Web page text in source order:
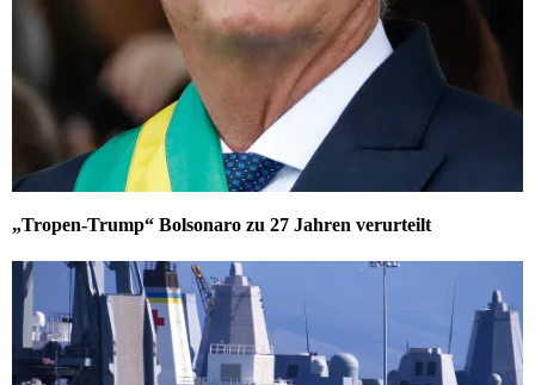
„Tropen-Trump“ Bolsonaro zu 27 Jahren verurteilt